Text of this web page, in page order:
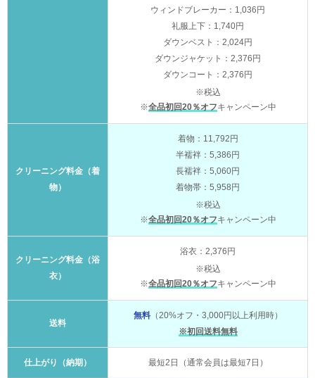
ウィンドブレーカー：1,036円
礼服上下：1,740円
ダウンベスト：2,024円
ダウンジャケット：2,376円
ダウンコート：2,376円
※税込
※全品初回20％オフキャンペーン中
クリーニング料金（着
物）
着物：11,792円
半襦袢：5,386円
長襦袢：5,060円
着物帯：5,958円
※税込
※全品初回20％オフキャンペーン中
クリーニング料金（浴
衣）
浴衣：2,376円
※税込
※全品初回20％オフキャンペーン中
送料
無料（20%オフ・3,000円以上利用時）
※初回送料無料
仕上がり（納期） 最短2日（通常会員は最短7日）